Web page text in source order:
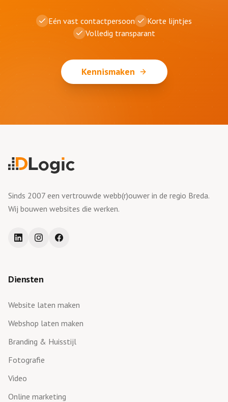
Eén vast contactpersoon
Korte lijntjes
Volledig transparant
Kennismaken
Sinds 2007 een vertrouwde webb(r)ouwer in de regio Breda.
Wij bouwen websites die werken.
Diensten
Website laten maken
Webshop laten maken
Branding & Huisstijl
Fotografie
Video
Online marketing